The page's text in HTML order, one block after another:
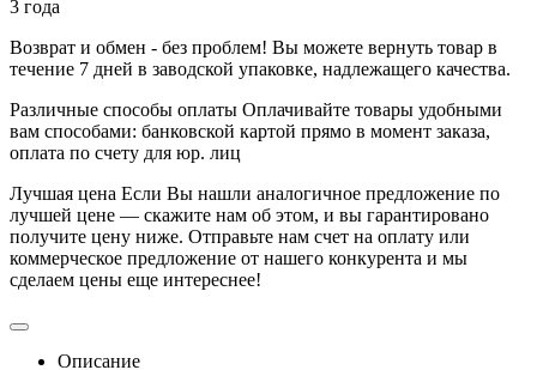
3 года
Возврат и обмен - без проблем! Вы можете вернуть товар в
течение 7 дней в заводской упаковке, надлежащего качества.
Различные способы оплаты Оплачивайте товары удобными
вам способами: банковской картой прямо в момент заказа,
оплата по счету для юр. лиц
Лучшая цена Если Вы нашли аналогичное предложение по
лучшей цене — скажите нам об этом, и вы гарантировано
получите цену ниже. Отправьте нам счет на оплату или
коммерческое предложение от нашего конкурента и мы
сделаем цены еще интереснее!
Описание